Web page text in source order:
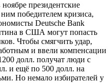
ноябре президентские
победителем кризиса,
Deutsche Bank
в США могут попасть
Чтобы смягчить удар,
и ввели компенсации
долл. получат люди с
и ещё по 500 долл. на
Но немало избирателей у